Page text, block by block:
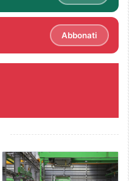
Abbonati